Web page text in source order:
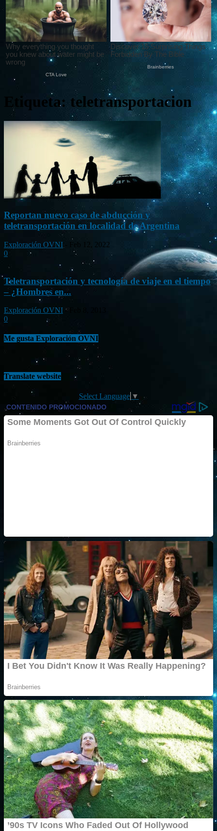
Etiqueta: teletransportacion
Reportan nuevo caso de abducción y
teletransportación en localidad de Argentina
Exploración OVNI
Feb 12, 2022
0
Teletransportación y tecnología de viaje en el tiempo
– ¿Hombres en...
Exploración OVNI -
0
Me gusta Exploración OVNI
Translate website
Select Language ▼